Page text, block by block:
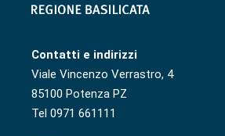
Contatti e indirizzi
Viale Vincenzo Verrastro, 4
85100 Potenza PZ
Tel 0971 661111